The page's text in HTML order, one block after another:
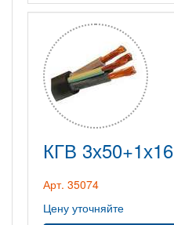
КГВ 3х50+1х16
Арт. 35074
Цену уточняйте